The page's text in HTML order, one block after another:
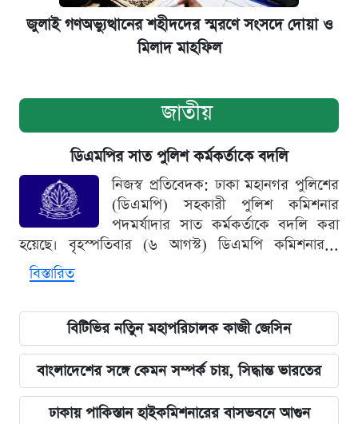
জুলাই গণঅভ্যুত্থানের শহীদদের স্মরণে সংসদে দোয়া ও
মিলাদ মাহফিল
জাতীয়
ডিএমপির সাত পুলিশ কর্মকর্তাকে বদলি
নিজস্ব প্রতিবেদক: ঢাকা মহানগর পুলিশের
(ডিএমপি) সহকারী পুলিশ কমিশনার
পদমর্যাদার সাত কর্মকর্তাকে বদলি করা
হয়েছে। বৃহস্পতিবার (৬ আগস্ট) ডিএমপি কমিশনার...
বিস্তারিত
বিটিভির নতিুন মহাপরিচালক কাজী জেসিন
বাংলাদেশের সঙ্গে কেমন সম্পর্ক চায়, সিদ্ধান্ত ভারতের
ঢাকায় পাকিস্তান হাইকমিশনারের বাসভবনে আগুন